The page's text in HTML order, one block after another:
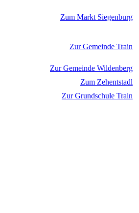
Zum Markt Siegenburg
Zur Gemeinde Train
Zur Gemeinde Wildenberg
Zum Zehentstadl
Zur Grundschule Train